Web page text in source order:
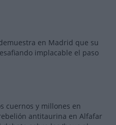
en Madrid que su
implacable el paso
cuernos y millones en
antitaurina en Alfafar